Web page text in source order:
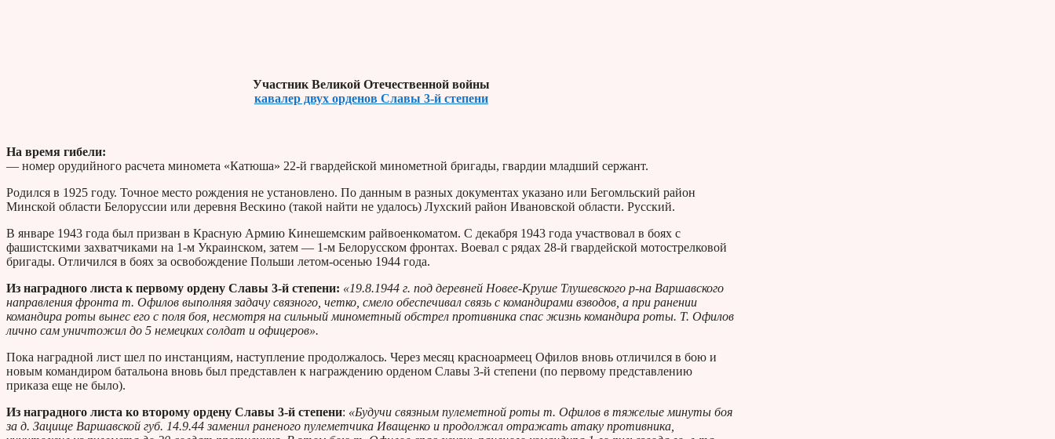
Участник Великой Отечественной войны
кавалер двух орденов Славы 3-й степени
На время гибели:
— номер орудийного расчета миномета «Катюша» 22-й гвардейской минометной бригады, гвардии младший сержант.
Родился в 1925 году. Точное место рождения не установлено. По данным в разных документах указано или Бегомльский район
Минской области Белоруссии или деревня Вескино (такой найти не удалось) Лухский район Ивановской области. Русский.
В январе 1943 года был призван в Красную Армию Кинешемским райвоенкоматом. С декабря 1943 года участвовал в боях с
фашистскими захватчиками на 1-м Украинском, затем — 1-м Белорусском фронтах. Воевал с рядах 28-й гвардейской мотострелковой
бригады. Отличился в боях за освобождение Польши летом-осенью 1944 года.
Из наградного листа к первому ордену Славы 3-й степени: «19.8.1944 г. под деревней Новее-Круше Тлушевского р-на Варшавского
направления фронта т. Офилов выполняя задачу связного, четко, смело обеспечивал связь с командирами взводов, а при ранении
командира роты вынес его с поля боя, несмотря на сильный минометный обстрел противника спас жизнь командира роты. Т. Офилов
лично сам уничтожил до 5 немецких солдат и офицеров».
Пока наградной лист шел по инстанциям, наступление продолжалось. Через месяц красноармеец Офилов вновь отличился в бою и
новым командиром батальона вновь был представлен к награждению орденом Славы 3-й степени (по первому представлению
приказа еще не было).
Из наградного листа ко второму ордену Славы 3-й степени: «Будучи связным пулеметной роты т. Офилов в тяжелые минуты боя
за д. Зацище Варшавской губ. 14.9.44 заменил раненого пулеметчика Иващенко и продолжал отражать атаку противника,